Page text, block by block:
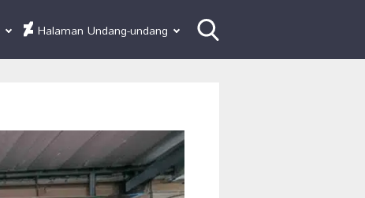
Halaman Undang-undang